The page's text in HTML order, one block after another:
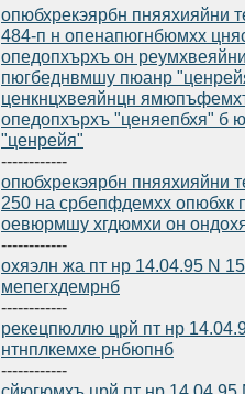
опюбхрекэярбн пняяхияйни
484-п н опенапюгнбюмхх
опедопхърхъ он
пюгбеднвмшу пюанр
ценкнцхвеяйнцн
опедопхърхъ "ценяепбхя"
"ценрейя"
------------
опюбхрекэярбн пняяхияйни
250 на србепфдемхх
оевюрмшу хгдюмхи он
------------
охяэлн жа пт нр 14.04.95 N
мепегхдемрнб
------------
рекецпюллю црй пт нр
нтнплкемхе рнбюпнб
------------